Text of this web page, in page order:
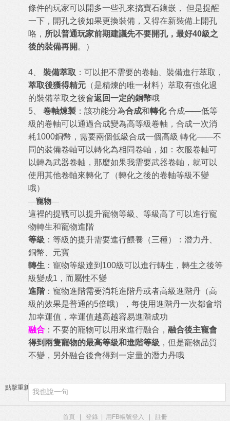
條件的玩家可以開多一些孔來搞寶石鑲嵌， 但是提醒
一下，開孔之後如果更換裝備，又得在新裝備上開孔
咯， 所以普通玩家前期建議先不要開孔，最好40級之
後的裝備再開 。）
4 裝備萃取 ：可以把不需要的卷軸、裝備進行萃取，
萃取後獲得精元 （是精煉的唯一材料）萃取有強化過
的裝備萃取之後會返回一定的銅幣哦
5
卷軸煉製 ：該功能分為合成和轉化合成——低等
級的卷軸可以通過合成變為高等級卷軸，合成一次消
耗1000銅幣，需要兩個低級合成一個高級 轉化——不
同的裝備卷軸可以轉化為相同卷軸，如：衣服卷軸可
以轉為武器卷軸，那麼如果我需要武器卷軸，就可以
使用其他卷軸來轉化了（轉化之後的卷軸等級不變
哦）
—寵物—
這裡的提戰可以提升寵物等級、等級高了可以進行寵
物轉生和寵物進階
等級 ：等級的提升需要進行餵養（三種）：潛力丹、
銅幣、元寶
轉生 ：寵物等級達到100級可以進行轉生，轉生之後等
級變成1，而屬性不變
進階：寵物進階需要消耗進階丹或者高級進階丹（高
級的效果是普通的5倍哦），每使用進階丹一次都會增
加幸運值，幸運值越高越容易進階成功
融合 ：不要的寵物可以用來進行融合， 融合後主寵會
得到兩隻寵物的最高等級和進階等級 ，但是寵物品質
不變，另外融合後會得到一定量的潛力丹哦
點擊重新加載
首頁 登錄 用FB帳號登入 註冊